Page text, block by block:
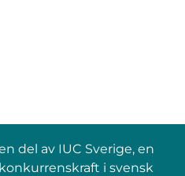
del av IUC Sverige, en
i svensk